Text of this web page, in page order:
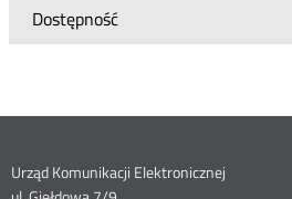
Dostępność
Dane
Urząd Komunikacji Elektronicznej